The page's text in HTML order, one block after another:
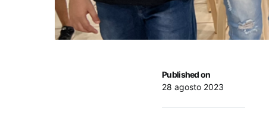
Published on
28 agosto 2023